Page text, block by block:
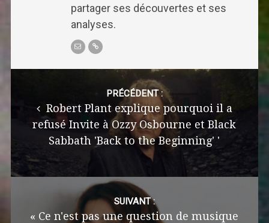
partager ses découvertes et ses
analyses.
PRÉCÉDENT :
Robert Plant explique pourquoi il a
refusé Invite à Ozzy Osbourne et Black
Sabbath 'Back to the Beginning' '
SUIVANT :
« Ce n'est pas une question de musique